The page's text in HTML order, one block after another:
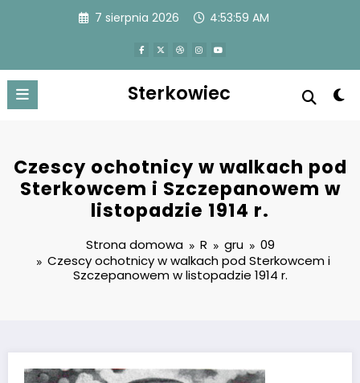
7 sierpnia 2026 4:54:01 AM
Sterkowiec
Czescy ochotnicy w walkach pod
Sterkowcem i Szczepanowem w
listopadzie 1914 r.
Strona domowa R gru
09
Czescy ochotnicy w walkach pod Sterkowcem i
Szczepanowem w listopadzie 1914 r.